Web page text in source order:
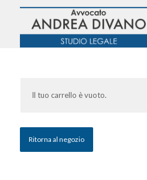
Il tuo carrello è vuoto.
Ritorna al negozio